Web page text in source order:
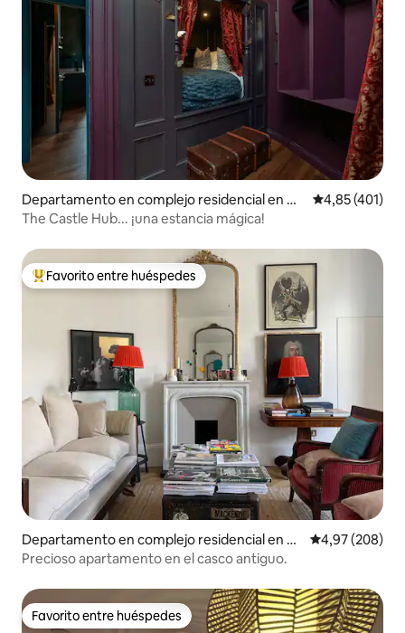
Departamento en complejo residencial en Ci
udad vieja de Edimburgo
Calificación
4,85 (401)
The Castle Hub... ¡una estancia mágica!
Favorito entre los huéspedes más destacados
Favorito entre huéspedes
Departamento en complejo residencial en Ci
udad vieja de Edimburgo
Calificación
4,97 (208)
Precioso apartamento en el casco antiguo.
Favorito entre huéspedes
Favorito entre huéspedes